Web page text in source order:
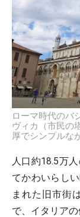
ローマ時代のバ
ヴィカ（市民の
厚でシンプルな
人口約18.5万
てかわいらし
まれた旧市街
で、イタリア